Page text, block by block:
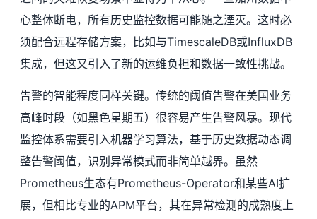
心整体断电，所有历史监控数据可能随之湮灭。这时必
须配合远程存储方案，比如与TimescaleDB或InfluxDB
集成，但这又引入了新的运维负担和数据一致性挑战。
告警的智能程度同样关键。传统的阈值告警在美国业务
高峰时段（如黑色星期五）很容易产生告警风暴。现代
监控体系需要引入机器学习算法，基于历史数据动态调
整告警阈值，识别异常模式而非简单越界。虽然
Prometheus生态有Prometheus-Operator和某些AI扩
展，但相比专业的APM平台，其在异常检测的成熟度上